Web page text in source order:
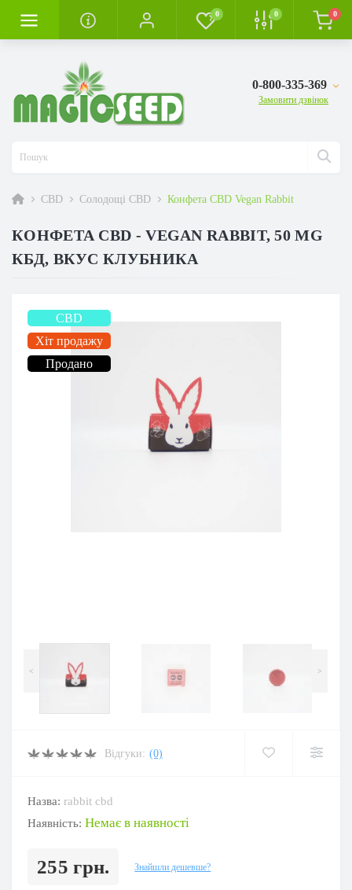
0 0 0
0-800-335-369
Замовити дзвінок
CBD Солодощі CBD Конфета CBD Vegan Rabbit
КОНФЕТА CBD - VEGAN RABBIT, 50 MG
КБД, ВКУС КЛУБНИКА
CBD
Хіт продажу
Продано
< >
Відгуки: (0)
Назва: rabbit cbd
Наявність: Немає в наявності
255 грн. Знайшли дешевше?